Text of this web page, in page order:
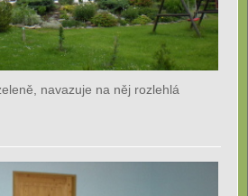
navazuje na něj rozlehlá